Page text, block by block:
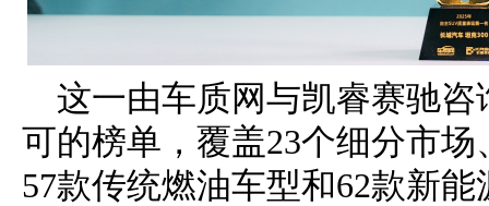
这一由车质网与凯睿赛驰
可的榜单，覆盖23个细分市
57款传统燃油车型和62款新